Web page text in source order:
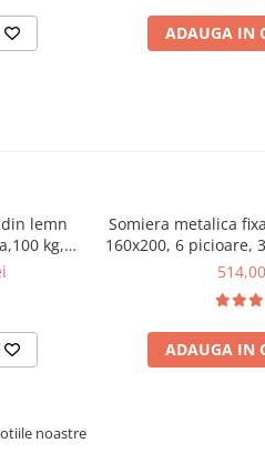
ADAUGA IN
lemn
kg,
Somiera metalica
160x200, 6 picioare,
benzi textile, suport
ADAUGA IN
noastre